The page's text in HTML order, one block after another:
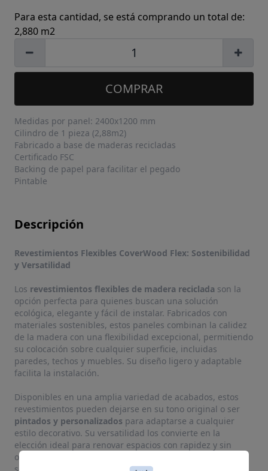
Para esta cantidad, se está comprando un total de:
2,880 m2
COMPRAR
Medidas por panel: 2400x1200 mm
Cilindro de 1 pieza (2,88m2)
Fabricado a base de maderas recicladas
Certificado FSC
Backing de papel para facilitar el pegado
Pintable
Descripción
Revestimientos Flexibles CoverWood Flex: Sostenibilidad
y Versatilidad
Los revestimientos flexibles de madera reciclada son la
opción perfecta para quienes buscan una solución
ecológica, elegante y fácil de instalar. Fabricados con
materiales sostenibles, estos paneles combinan la calidez
de la madera con una flexibilidad excepcional, permitiendo
su colocación sobre cualquier superficie, incluidas
paredes, techos y muebles. Su diseño ligero y adaptable
facilita la instalación.
Disponibles en una amplia variedad de acabados, estos
revestimientos pueden dejarse en su tono original o ser
pintados y personalizados para adaptarse a cualquier
estilo decorativo. Su versatilidad los convierte en la
elección ideal para renovar espacios con rapidez y sin
obras complicadas, aportando un toque natural y